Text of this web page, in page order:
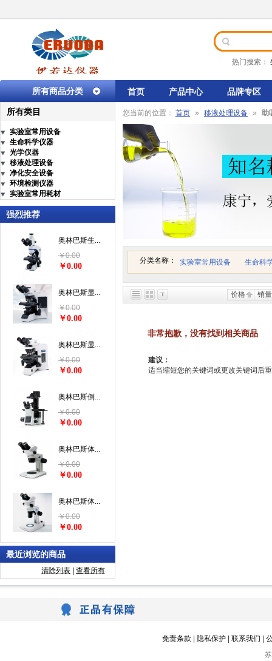
热门搜索：
首页 产品中心 品牌专区
所有商品分类
所有类目
实验室常用设备
生命科学仪器
光学仪器
移液处理设备
净化安全设备
环境检测仪器
实验室常用耗材
强烈推荐
奥林巴斯生...
￥0.00
￥0.00
奥林巴斯显...
￥0.00
￥0.00
奥林巴斯显...
￥0.00
￥0.00
奥林巴斯倒...
￥0.00
￥0.00
奥林巴斯体...
￥0.00
￥0.00
奥林巴斯体...
￥0.00
￥0.00
最近浏览的商品
清除列表 查看所有
您当前的位置： 首页 » 移液处理设备 » 助
分类名称： 实验室常用设备 生命科
价格 销量
非常抱歉，没有找到相关商品
建议：
适当缩短您的关键词或更改关键词后
免责条款 隐私保护| 联系我们